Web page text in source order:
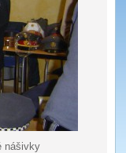
nášivky